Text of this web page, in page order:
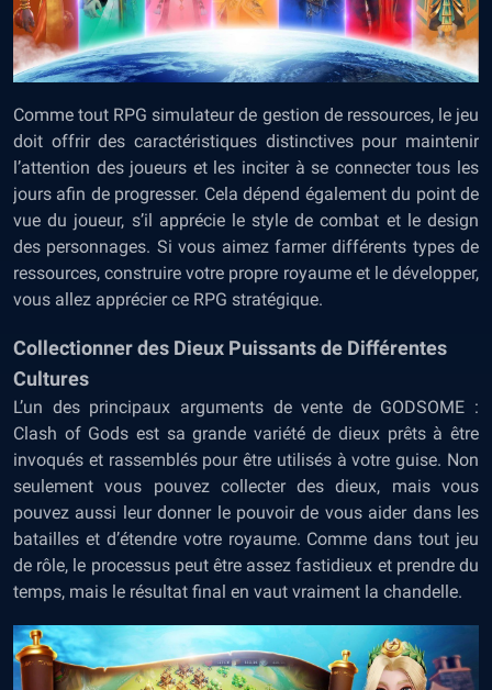
Comme tout RPG simulateur de gestion de ressources, le jeu
doit offrir des caractéristiques distinctives pour maintenir
l’attention des joueurs et les inciter à se connecter tous les
jours afin de progresser. Cela dépend également du point de
vue du joueur, s’il apprécie le style de combat et le design
des personnages. Si vous aimez farmer différents types de
ressources, construire votre propre royaume et le développer,
vous allez apprécier ce RPG stratégique.
Collectionner des Dieux Puissants de Différentes
Cultures
L’un des principaux arguments de vente de GODSOME :
Clash of Gods est sa grande variété de dieux prêts à être
invoqués et rassemblés pour être utilisés à votre guise. Non
seulement vous pouvez collecter des dieux, mais vous
pouvez aussi leur donner le pouvoir de vous aider dans les
batailles et d’étendre votre royaume. Comme dans tout jeu
de rôle, le processus peut être assez fastidieux et prendre du
temps, mais le résultat final en vaut vraiment la chandelle.